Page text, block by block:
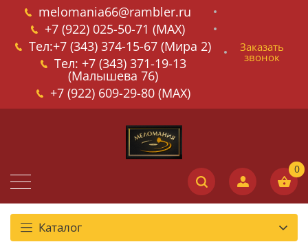
melomania66@rambler.ru
+7 (922) 025-50-71 (MAX)
Тел:+7 (343) 374-15-67 (Мира 2)
Тел: +7 (343) 371-19-13
(Малышева 76)
+7 (922) 609-29-80 (MAX)
Заказать
звонок
Каталог